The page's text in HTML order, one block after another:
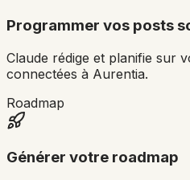
Programmer vos posts
Claude rédige et planifie sur
connectées à Aurentia.
Roadmap
Générer votre roadmap